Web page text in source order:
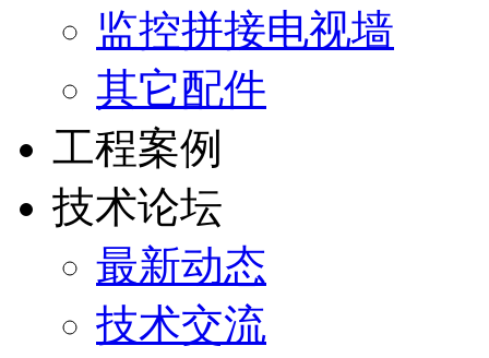
监控拼接电视墙
其它配件
工程案例
技术论坛
最新动态
技术交流